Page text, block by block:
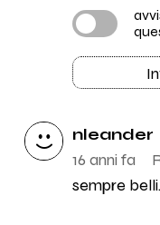
nleander
16 anni fa
sempre